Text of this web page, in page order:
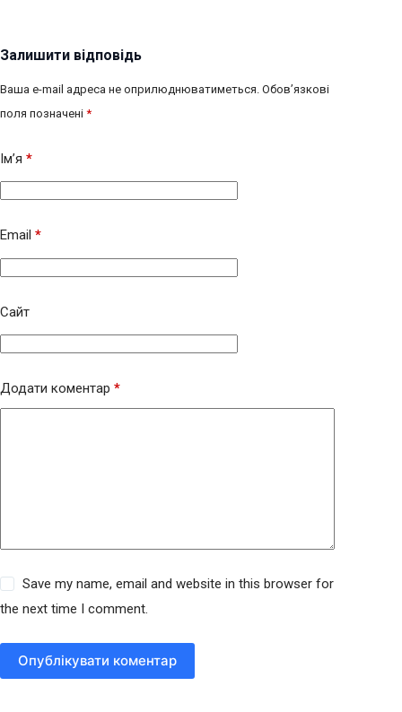
Залишити відповідь
Ваша e-mail адреса не оприлюднюватиметься. Обов’язкові
поля позначені *
Ім’я *
Email *
Сайт
Додати коментар *
Save my name, email and website in this browser for
the next time I comment.
Опублікувати коментар